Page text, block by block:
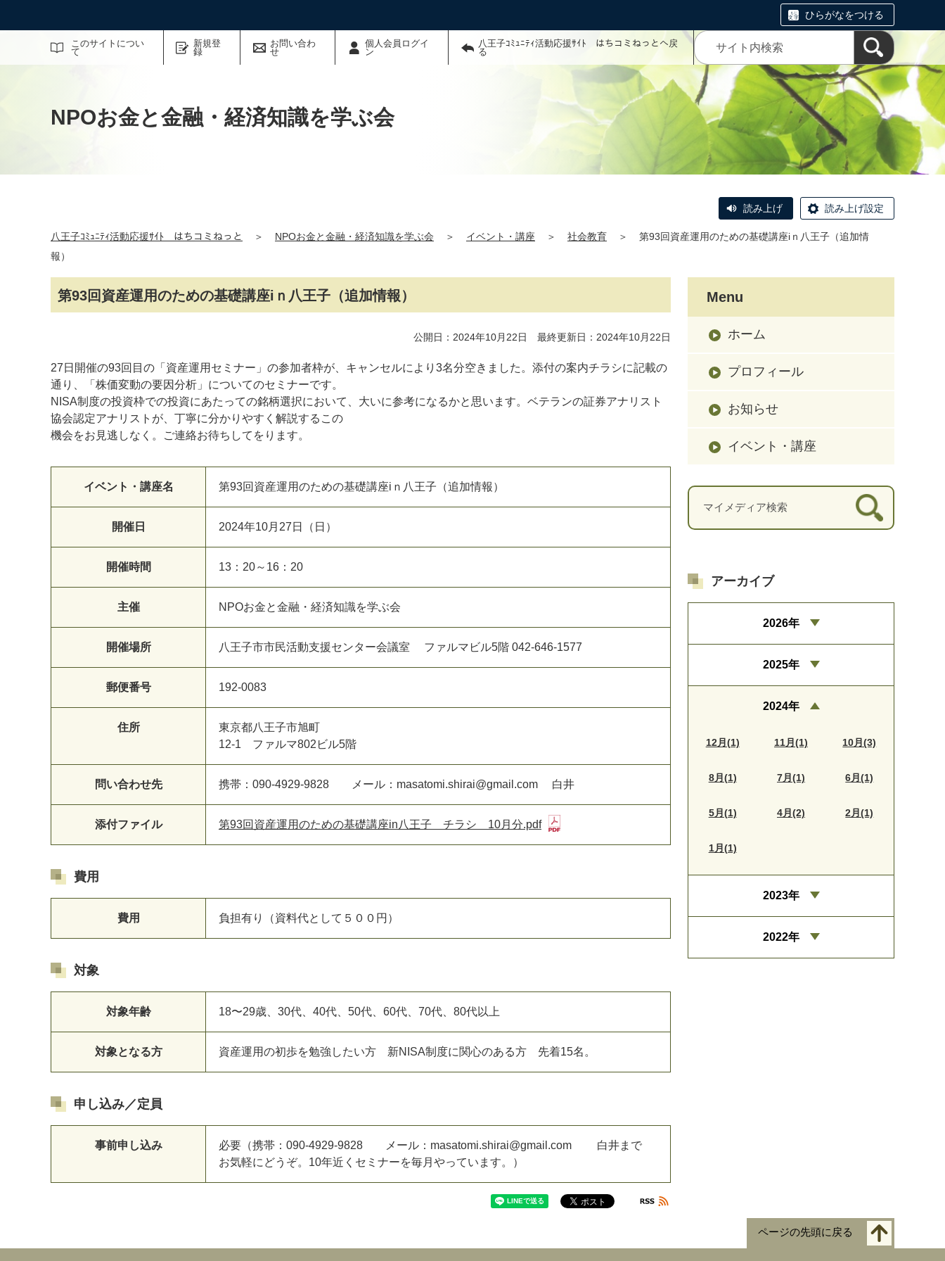
ひらがなをつける
このサイトについ
て
新規登
録
お問い合わ
せ
個人会員ログイ
ン
八王子ｺﾐｭﾆﾃｨ活動応援ｻｲﾄ はちコミねっとへ戻
る
サイト内検索
NPOお金と金融・経済知識を学ぶ会
読み上げ 読み上げ設定
八王子ｺﾐｭﾆﾃｨ活動応援ｻｲﾄ はちコミねっと ＞ NPOお金と金融・経済知識を学ぶ会 ＞ イベント・講座 ＞ 社会教育 ＞
第93回資産運用のための基礎講座iｎ八王子（追加情
報）
第93回資産運用のための基礎講座iｎ八王子（追加情報）
公開日：2024年10月22日 最終更新日：2024年10月22日
27日開催の93回目の「資産運用セミナー」の参加者枠が、キャンセルにより3名分空きました。添付の案内チラシに記載の
通り、「株価変動の要因分析」についてのセミナーです。
NISA制度の投資枠での投資にあたっての銘柄選択において、大いに参考になるかと思います。ベテランの証券アナリスト
協会認定アナリストが、丁寧に分かりやすく解説するこの
機会をお見逃しなく。ご連絡お待ちしてをります。
イベント・講座名 第93回資産運用のための基礎講座iｎ八王子（追加情報）
開催日 2024年10月27日（日）
開催時間 13：20～16：20
主催 NPOお金と金融・経済知識を学ぶ会
開催場所 八王子市市民活動支援センター会議室 ファルマビル5階 042-646-1577
郵便番号 192-0083
住所
東京都八王子市旭町
12-1 ファルマ802ビル5階
問い合わせ先 携帯：090-4929-9828 メール：masatomi.shirai@gmail.com 白井
添付ファイル 第93回資産運用のための基礎講座in八王子 チラシ 10月分.pdf
費用
費用 負担有り（資料代として５００円）
対象
対象年齢 18〜29歳、30代、40代、50代、60代、70代、80代以上
対象となる方 資産運用の初歩を勉強したい方 新NISA制度に関心のある方 先着15名。
申し込み／定員
事前申し込み
必要（携帯：090-4929-9828 メール：masatomi.shirai@gmail.com 白井まで
お気軽にどうぞ。10年近くセミナーを毎月やっています。）
Menu
ホーム
プロフィール
お知らせ
イベント・講座
マイメディア検索
アーカイブ
2026年
2025年
2024年
12月(1) 11月(1) 10月(3)
8月(1) 7月(1) 6月(1)
5月(1) 4月(2) 2月(1)
1月(1)
2023年
2022年
ページの先頭に戻る